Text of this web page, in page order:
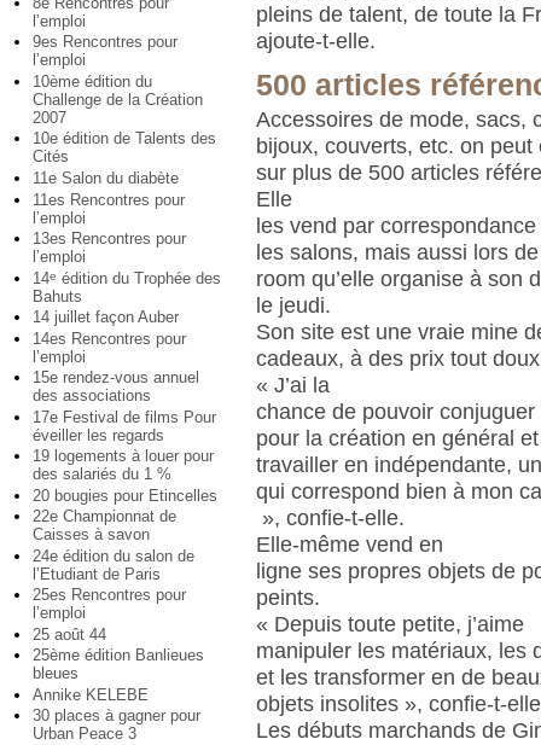
l’emploi
9es Rencontres pour
l’emploi
10ème édition du
Challenge de la Création
2007
10e édition de Talents des
Cités
11e Salon du diabète
11es Rencontres pour
l’emploi
13es Rencontres pour
l’emploi
14e édition du Trophée des
Bahuts
14 juillet façon Auber
14es Rencontres pour
l’emploi
15e rendez-vous annuel
des associations
17e Festival de films Pour
éveiller les regards
19 logements à louer pour
des salariés du 1 %
20 bougies pour Etincelles
22e Championnat de
Caisses à savon
24e édition du salon de
l’Etudiant de Paris
25es Rencontres pour
l’emploi
25 août 44
25ème édition Banlieues
bleues
Annike KELEBE
30 places à gagner pour
Urban Peace 3
pleins de talent, de toute la
ajoute-t-elle.
500 articles
Accessoires de mode, sacs,
bijoux, couverts, etc. on peut
sur plus de 500 articles
Elle
les vend par
les salons, mais aussi lors
room qu’elle organise à son
le jeudi.
Son site est une vraie mine
cadeaux, à des prix tout
« J’ai la
chance de pouvoir
pour la création en général
travailler en indépendante,
qui correspond bien à mon
», confie-t-elle.
Elle-même vend en
ligne ses propres objets de
peints.
« Depuis toute petite, j’aime
manipuler les matériaux, les
et les transformer en de
objets insolites », confie-t-
Les débuts marchands de